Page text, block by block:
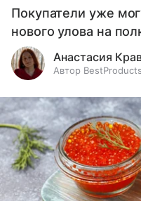
Покупатели уже
нового улова на
Анастасия
Автор